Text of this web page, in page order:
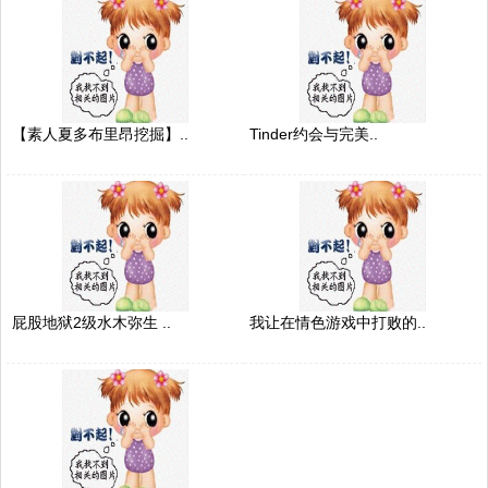
【素人夏多布里昂挖掘】.. Tinder约会与完美..
屁股地狱2级水木弥生 .. 我让在情色游戏中打败的..